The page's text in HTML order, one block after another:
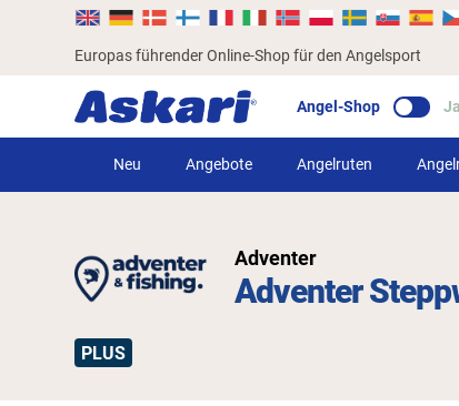
Europas führender Online-Shop für den Angelsport
Angel-Shop
Neu Angebote Angelruten
Adventer
Adventer
PLUS